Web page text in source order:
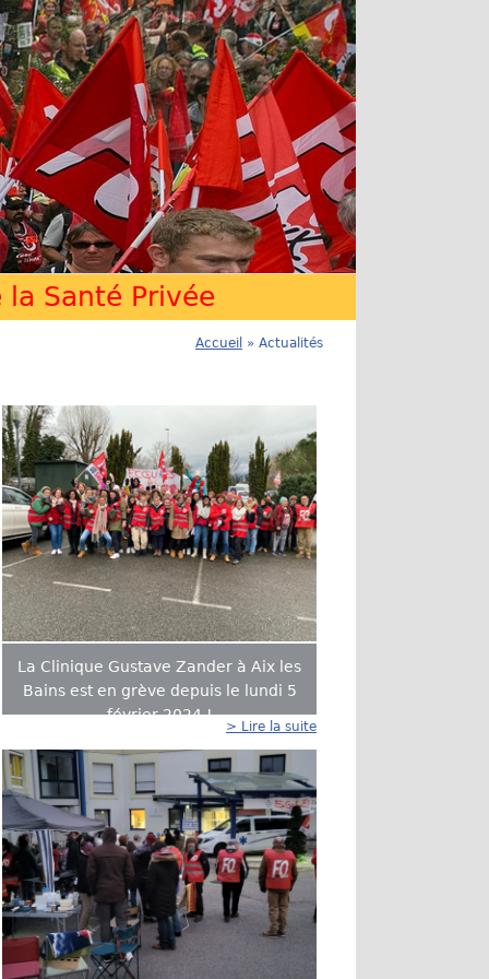
la Santé Privée
Accueil » Actualités
La Clinique Gustave Zander à Aix les
Bains est en grève depuis le lundi 5
février 2024 !
> Lire la suite